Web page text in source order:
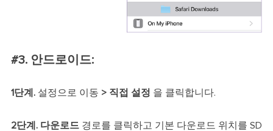
#3. 안드로이드:
1단계.설정으로 이동 > 직접 설정 을 클릭합니다.
2단계. 다운로드경로를 클릭하고 기본 다운로드 위치를 SD